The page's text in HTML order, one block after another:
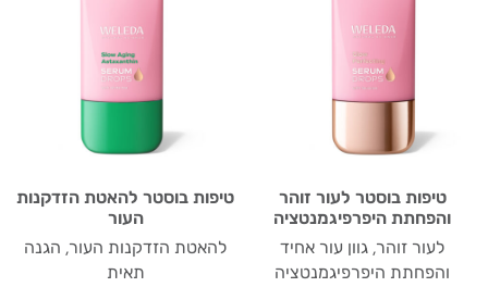
טיפות בוסטר לעור זוהר
והפחתת היפרפיגמנטציה
לעור זוהר, גוון עור אחיד
והפחתת היפרפיגמנטציה
טיפות בוסטר להאטת הזדקנות
העור
להאטת הזדקנות העור, הגנה
תאית